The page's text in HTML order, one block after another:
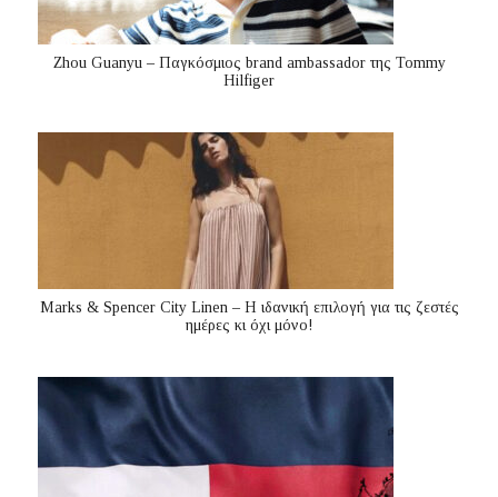
Zhou Guanyu – Παγκόσμιος brand ambassador της Tommy
Hilfiger
Marks & Spencer City Linen – Η ιδανική επιλογή για τις ζεστές
ημέρες κι όχι μόνο!